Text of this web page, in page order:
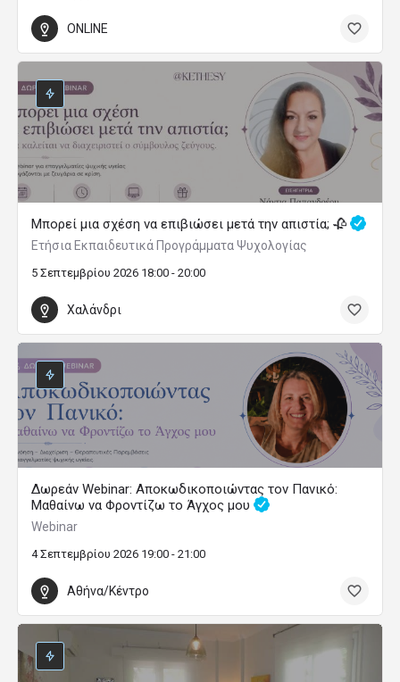
ONLINE
Μπορεί μια σχέση να επιβιώσει μετά την απιστία; 🥀
Ετήσια Εκπαιδευτικά Προγράμματα Ψυχολογίας
5 Σεπτεμβρίου 2026 18:00 - 20:00
Χαλάνδρι
Δωρεάν Webinar: Αποκωδικοποιώντας τον Πανικό:
Μαθαίνω να Φροντίζω το Άγχος μου
Webinar
4 Σεπτεμβρίου 2026 19:00 - 21:00
Αθήνα/Κέντρο